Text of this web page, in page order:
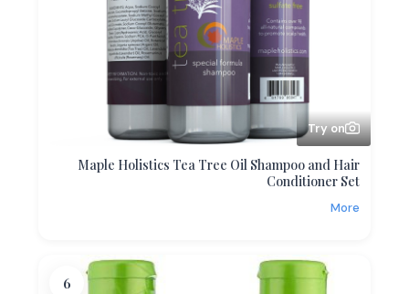
Try on
Maple Holistics Tea Tree Oil Shampoo and Hair
Conditioner Set
More
6